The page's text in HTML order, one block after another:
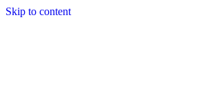
Skip to content